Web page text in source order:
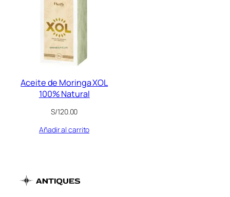
Aceite de Moringa XOL
100% Natural
S/120.00
Añadir al carrito